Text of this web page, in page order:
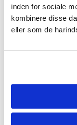
inden for sociale
kombinere disse
eller som de